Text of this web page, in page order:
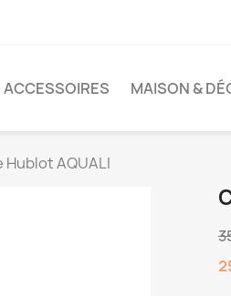
ACCESSOIRES MAISON &
AQUALI